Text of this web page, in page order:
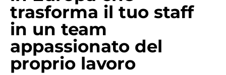
trasforma il tuo staff
in un team
appassionato del
proprio lavoro